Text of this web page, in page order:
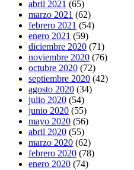
abril 2021 (65)
marzo 2021 (62)
febrero 2021 (54)
enero 2021 (59)
diciembre 2020 (71)
noviembre 2020 (76)
octubre 2020 (72)
septiembre 2020 (42)
agosto 2020 (34)
julio 2020 (54)
junio 2020 (55)
mayo 2020 (56)
abril 2020 (55)
marzo 2020 (62)
febrero 2020 (78)
enero 2020 (74)